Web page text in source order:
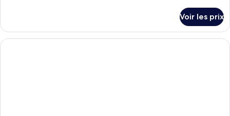
le
type
de
Voir les prix